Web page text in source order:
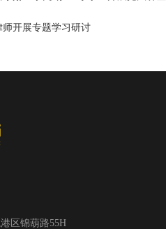
师开展专题学习研讨
区锦葫路55H